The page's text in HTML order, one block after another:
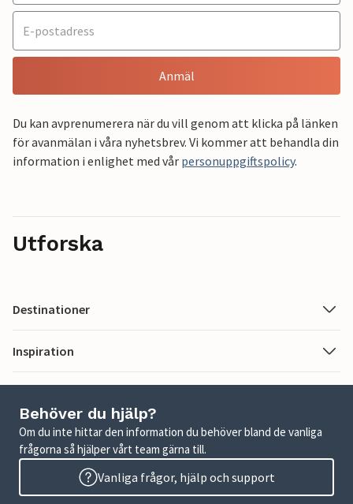
Anmäl
Du kan avprenumerera när du vill genom att klicka på länken
för avanmälan i våra nyhetsbrev. Vi kommer att behandla din
information i enlighet med vår personuppgiftspolicy.
Utforska
Destinationer
Inspiration
Behöver du hjälp?
Om du inte hittar den information du behöver bland de vanliga
frågorna så hjälper vårt team gärna till.
Vanliga frågor, hjälp och support